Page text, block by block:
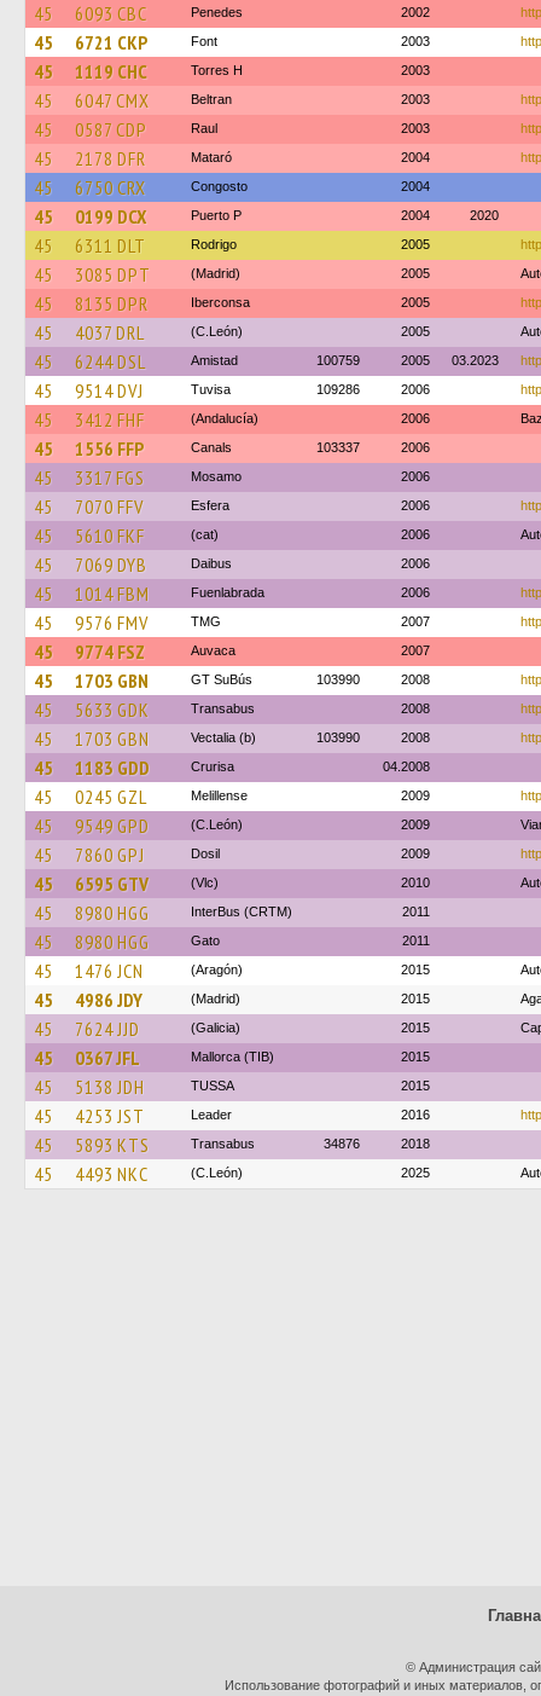
45 6093 CBC Penedes 2002
45 6721 CKP Font 2003
45 1119 CHC Torres H 2003
45 6047 CMX Beltran 2003
45 0587 CDP Raul 2003
45 2178 DFR Mataró 2004
45 6750 CRX Congosto 2004
45 0199 DCX Puerto P 2004 2020
45 6311 DLT Rodrigo 2005
45 3085 DPT (Madrid) 2005
45 8135 DPR Iberconsa 2005
45 4037 DRL (C.León) 2005
45 6244 DSL Amistad 100759 2005 03.2023
45 9514 DVJ Tuvisa 109286 2006
45 3412 FHF (Andalucía) 2006
45 1556 FFP Canals 103337 2006
45 3317 FGS Mosamo 2006
45 7070 FFV Esfera 2006
45 5610 FKF (cat) 2006
45 7069 DYB Daibus 2006
45 1014 FBM Fuenlabrada 2006
45 9576 FMV TMG 2007
45 9774 FSZ Auvaca 2007
45 1703 GBN GT SuBús 103990 2008
45 5633 GDK Transabus 2008
45 1703 GBN Vectalia (b) 103990 2008
45 1183 GDD Crurisa 04.2008
45 0245 GZL Melillense 2009
45 9549 GPD (C.León) 2009
45 7860 GPJ Dosil 2009
45 6595 GTV (Vlc) 2010
45 8980 HGG InterBus (CRTM) 2011
45 8980 HGG Gato 2011
45 1476 JCN (Aragón) 2015
45 4986 JDY (Madrid) 2015
45 7624 JJD (Galicia) 2015
45 0367 JFL Mallorca (TIB) 2015
45 5138 JDH TUSSA 2015
45 4253 JST Leader 2016
45 5893 KTS Transabus 34876 2018
45 4493 NKC (C.León) 2025
© Администрация
Использование фотографий и иных материалов,